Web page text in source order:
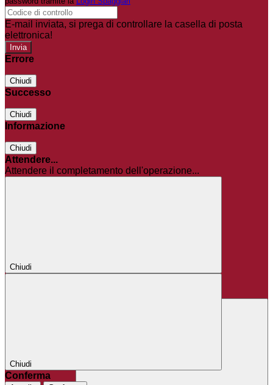
E-mail inviata, si prega di controllare la casella di posta
elettronica!
Errore
Chiudi
Successo
Chiudi
Informazione
Chiudi
Attendere...
Attendere il completamento dell'operazione...
Chiudi
Chiudi
Conferma